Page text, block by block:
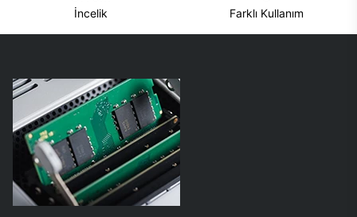
İncelik Farklı Kullanım